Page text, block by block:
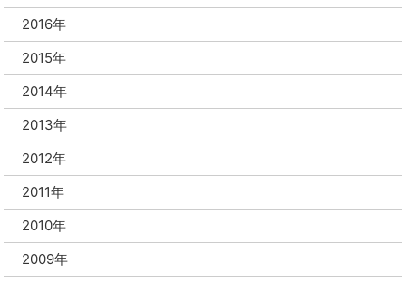
2016年
2015年
2014年
2013年
2012年
2011年
2010年
2009年